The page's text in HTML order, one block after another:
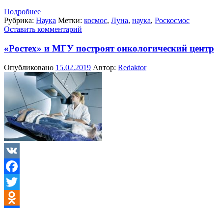
Подробнее
Рубрика: Наука Метки: космос, Луна, наука, Роскосмос
Оставить комментарий
«Ростех» и МГУ построят онкологический центр
Опубликовано 15.02.2019 Автор: Redaktor
VK
Facebook
Twitter